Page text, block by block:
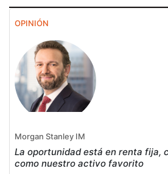
OPINIÓN
Morgan Stanley IM
La oportunidad está en renta fija,
como nuestro activo favorito